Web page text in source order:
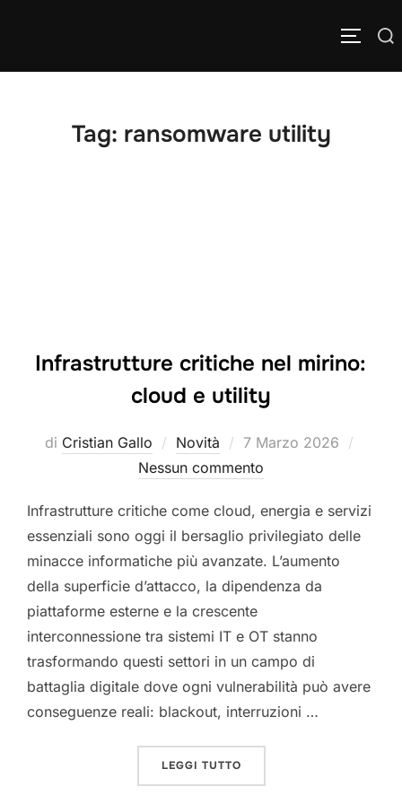
Cerca APRI/
Tag: ransomware utility
Infrastrutture critiche nel mirino:
cloud e utility
di Cristian Gallo Novità
Pubblicato
il
7 Marzo 2026
Nessun commento
Infrastrutture critiche come cloud, energia e servizi
essenziali sono oggi il bersaglio privilegiato delle
minacce informatiche più avanzate. L’aumento
della superficie d’attacco, la dipendenza da
piattaforme esterne e la crescente
interconnessione tra sistemi IT e OT stanno
trasformando questi settori in un campo di
battaglia digitale dove ogni vulnerabilità può avere
conseguenze reali: blackout, interruzioni …
LEGGI TUTTO“INFRASTRUTTURE